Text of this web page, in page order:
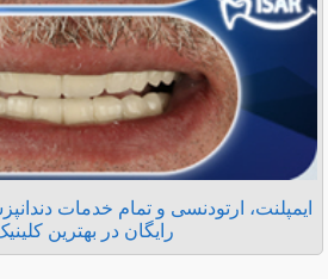
ایمپلنت، ارتودنسی و تمام خدمات
رایگان در بهترین